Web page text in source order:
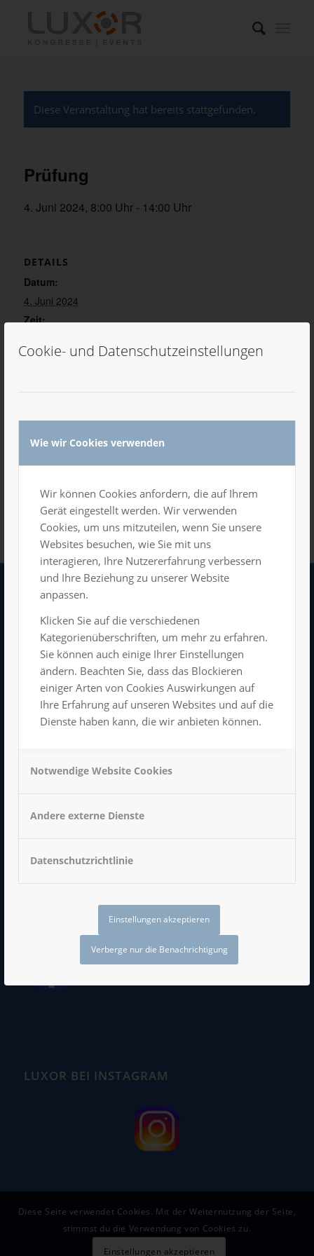
Cookie- und Datenschutzeinstellungen
Wie wir Cookies verwenden
Wir können Cookies anfordern, die auf Ihrem
Gerät eingestellt werden. Wir verwenden
Cookies, um uns mitzuteilen, wenn Sie unsere
Websites besuchen, wie Sie mit uns
interagieren, Ihre Nutzererfahrung verbessern
und Ihre Beziehung zu unserer Website
anpassen.
Klicken Sie auf die verschiedenen
Kategorienüberschriften, um mehr zu erfahren.
Sie können auch einige Ihrer Einstellungen
ändern. Beachten Sie, dass das Blockieren
einiger Arten von Cookies Auswirkungen auf
Ihre Erfahrung auf unseren Websites und auf die
Dienste haben kann, die wir anbieten können.
Notwendige Website Cookies
Andere externe Dienste
Datenschutzrichtlinie
Einstellungen akzeptieren
Verberge nur die Benachrichtigung
Diese Veranstaltung hat bereits stattgefunden.
Prüfung
4. Juni 2024, 8:00 Uhr- 14:00 Uhr
DETAILS
Datum:
4. Juni 2024
Zeit:
Zum Kalender hinzufügen
Kongress- und Veranstaltungszentrum
Hartmannstraße 11
09111 Chemnitz
Tel: 0371/666 198 11
info@luxor-chemnitz.de
AGB
LUXOR BEI FACEBOOK
LUXOR BEI INSTAGRAM
Diese Seite verwendet Cookies. Mit der Weiternutzung der Seite,
stimmst du die Verwendung von Cookies zu.
Einstellungen akzeptieren